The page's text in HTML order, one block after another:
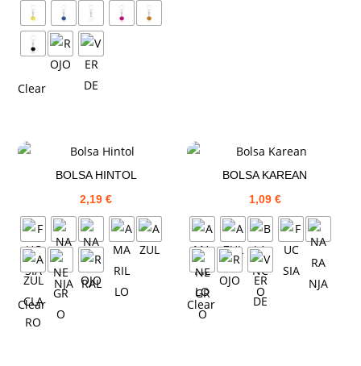
Clear
BOLSA HINTOL
2,19€
Clear
BOLSA KAREAN
1,09 €
Clear